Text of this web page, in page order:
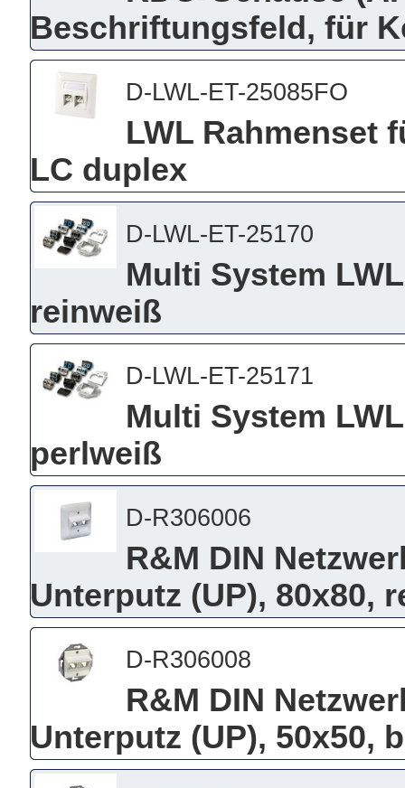
Beschriftungsfeld, für
D-LWL-ET-25085FO
LWL Rahmenset
LC duplex
D-LWL-ET-25170
Multi System
reinweiß
D-LWL-ET-25171
Multi System
perlweiß
D-R306006
R&M DIN
Unterputz (UP), 80x80,
D-R306008
R&M DIN
Unterputz (UP), 50x50,